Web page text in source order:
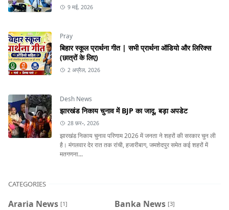
9 मई, 2026
Pray
बिहार स्कूल प्रार्थना गीत | सभी प्रार्थना ऑडियो और लिरिक्स
(छात्रों के लिए)
2 अप्रैल, 2026
Desh News
झारखंड निकाय चुनाव में BJP का जादू, बड़ा अपडेट
28 फ़र॰, 2026
झारखंड निकाय चुनाव परिणाम 2026 में जनता ने शहरों की सरकार चुन ली
है। मंगलवार देर रात तक रांची, हजारीबाग, जमशेदपुर समेत कई शहरों में
मतगणना...
CATEGORIES
Araria News [1] Banka News [3]